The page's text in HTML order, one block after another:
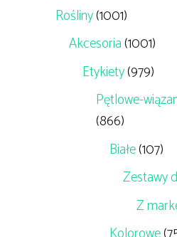
Rośliny(1001)
Akcesoria(1001)
Etykiety(979)
Pętlowe-
(866)
Białe(107)
Zestawy
Z